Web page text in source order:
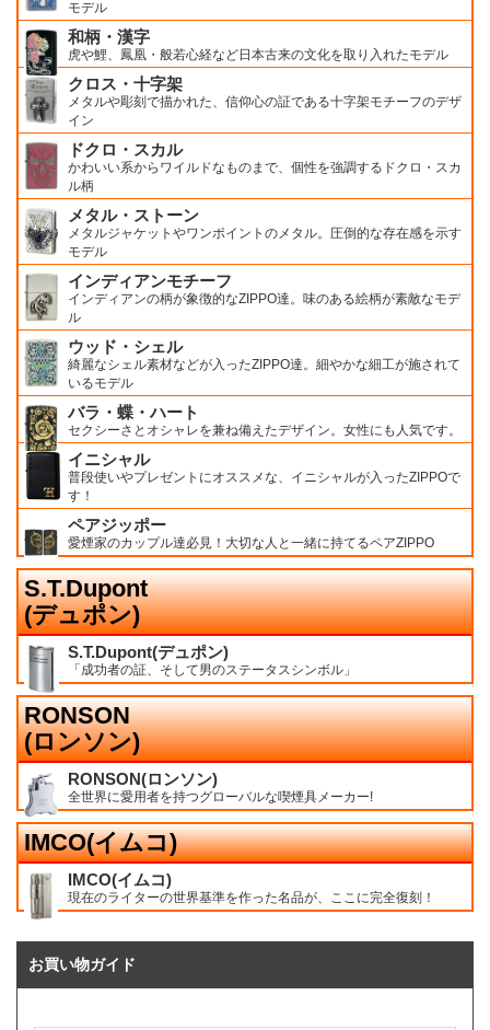
モデル
和柄・漢字
虎や鯉、鳳凰・般若心経など日本古来の文化を取り入れたモデル
クロス・十字架
メタルや彫刻で描かれた、信仰心の証である十字架モチーフのデザ
イン
ドクロ・スカル
かわいい系からワイルドなものまで、個性を強調するドクロ・スカ
ル柄
メタル・ストーン
メタルジャケットやワンポイントのメタル。圧倒的な存在感を示す
モデル
インディアンモチーフ
インディアンの柄が象徴的なZIPPO達。味のある絵柄が素敵なモデ
ル
ウッド・シェル
綺麗なシェル素材などが入ったZIPPO達。細やかな細工が施されて
いるモデル
バラ・蝶・ハート
セクシーさとオシャレを兼ね備えたデザイン。女性にも人気です。
イニシャル
普段使いやプレゼントにオススメな、イニシャルが入ったZIPPOで
す！
ペアジッポー
愛煙家のカップル達必見！大切な人と一緒に持てるペアZIPPO
S.T.Dupont
(デュポン)
S.T.Dupont(デュポン)
「成功者の証、そして男のステータスシンボル」
RONSON
(ロンソン)
RONSON(ロンソン)
全世界に愛用者を持つグローバルな喫煙具メーカー!
IMCO(イムコ)
IMCO(イムコ)
現在のライターの世界基準を作った名品が、ここに完全復刻！
お買い物ガイド